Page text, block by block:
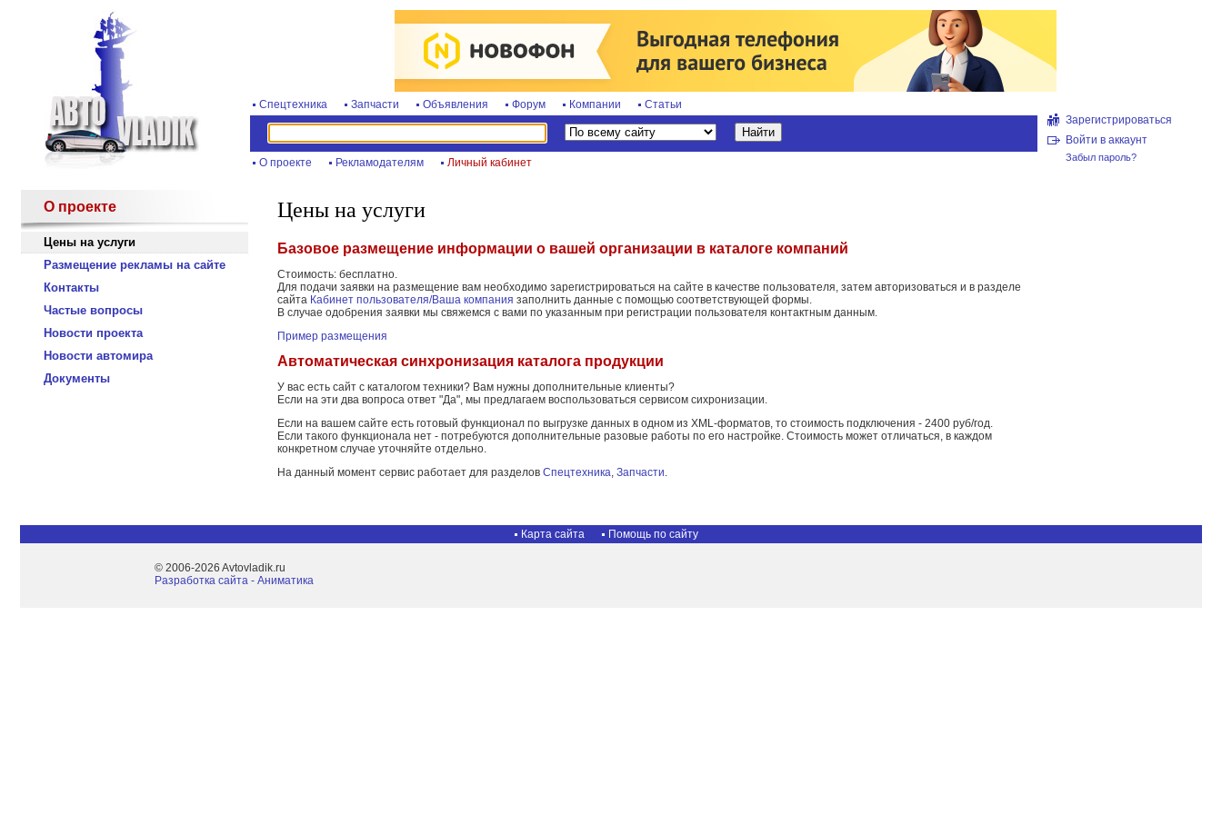
Спецтехника Запчасти Объявления Форум Компании Статьи
О проекте Рекламодателям Личный кабинет
Зарегистрироваться
Войти в аккаунт
Забыл пароль?
О проекте
Цены на услуги
Размещение рекламы на сайте
Контакты
Частые вопросы
Новости проекта
Новости автомира
Документы
Цены на услуги
Базовое размещение информации о вашей организации в каталоге компаний
Стоимость: бесплатно.
Для подачи заявки на размещение вам необходимо зарегистрироваться на сайте в качестве пользователя, затем авторизоваться и в разделе
сайта Кабинет пользователя/Ваша компания заполнить данные с помощью соответствующей формы.
В случае одобрения заявки мы свяжемся с вами по указанным при регистрации пользователя контактным данным.
Пример размещения
Автоматическая синхронизация каталога продукции
У вас есть сайт с каталогом техники? Вам нужны дополнительные клиенты?
Если на эти два вопроса ответ "Да", мы предлагаем воспользоваться сервисом сихронизации.
Если на вашем сайте есть готовый функционал по выгрузке данных в одном из XML-форматов, то стоимость подключения - 2400 руб/год.
Если такого функционала нет - потребуются дополнительные разовые работы по его настройке. Стоимость может отличаться, в каждом
конкретном случае уточняйте отдельно.
На данный момент сервис работает для разделов Спецтехника, Запчасти.
Карта сайта Помощь по сайту
© 2006-2026 Avtovladik.ru
Разработка сайта - Aниматика